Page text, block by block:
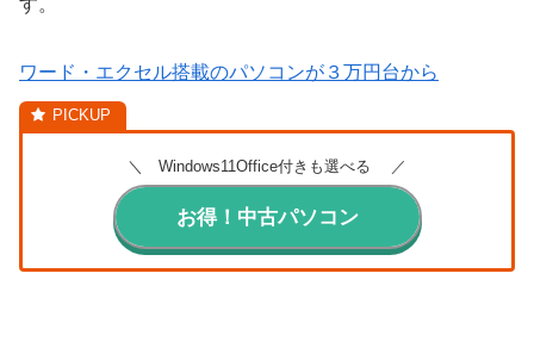
す。
ワード・エクセル搭載のパソコンが３万円台から
＼ Windows11Office付きも選べる ／
お得！中古パソコン